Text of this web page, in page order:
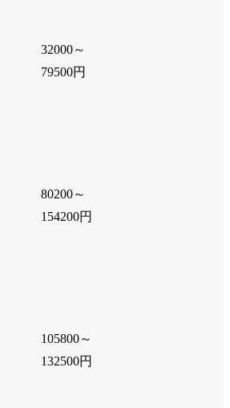
32000～
79500円
80200～
154200円
105800～
132500円